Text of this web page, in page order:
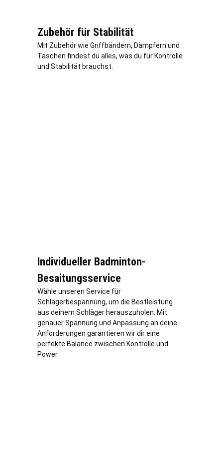
Zubehör für Stabilität
Mit Zubehör wie Griffbändern, Dämpfern und
Taschen findest du alles, was du für Kontrolle
und Stabilität brauchst.
Individueller Badminton-
Besaitungsservice
Wähle unseren Service für
Schlägerbespannung, um die Bestleistung
aus deinem Schläger herauszuholen. Mit
genauer Spannung und Anpassung an deine
Anforderungen garantieren wir dir eine
perfekte Balance zwischen Kontrolle und
Power.